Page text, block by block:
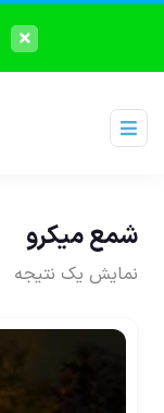
شمع میکرو
نمایش یک نتیجه